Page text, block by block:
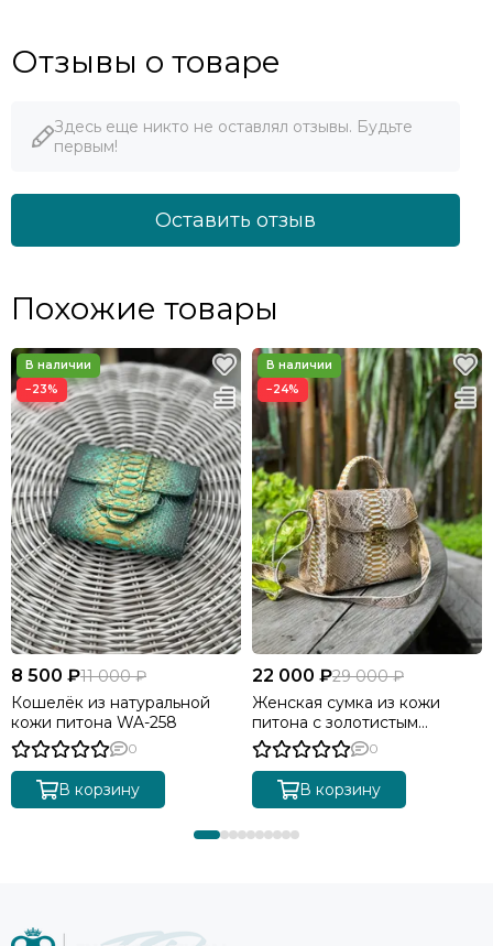
Отзывы о товаре
Здесь еще никто не оставлял отзывы. Будьте
первым!
Оставить отзыв
Похожие товары
−23%
8 500 ₽11 000 ₽
Кошелёк из натуральной
кожи питона WA-258
0
В корзину
−24%
22 000 ₽29 000 ₽
Женская сумка из кожи
питона с золотистым
градиентом BG-511
0
В корзину